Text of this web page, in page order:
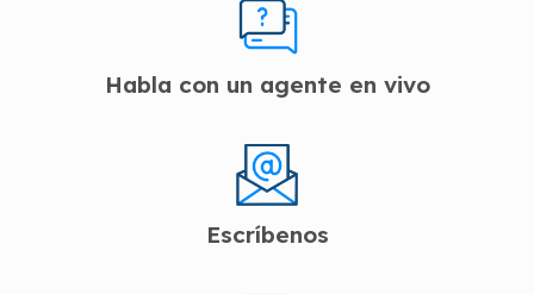
Habla con un agente en vivo
Escríbenos